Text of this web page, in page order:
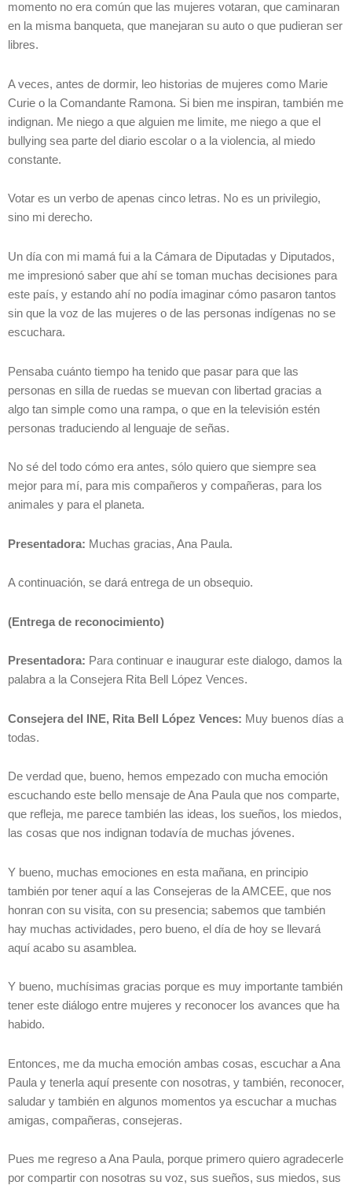
momento no era común que las mujeres votaran, que caminaran
en la misma banqueta, que manejaran su auto o que pudieran ser
libres.
A veces, antes de dormir, leo historias de mujeres como Marie
Curie o la Comandante Ramona. Si bien me inspiran, también me
indignan. Me niego a que alguien me limite, me niego a que el
bullying sea parte del diario escolar o a la violencia, al miedo
constante.
Votar es un verbo de apenas cinco letras. No es un privilegio,
sino mi derecho.
Un día con mi mamá fui a la Cámara de Diputadas y Diputados,
me impresionó saber que ahí se toman muchas decisiones para
este país, y estando ahí no podía imaginar cómo pasaron tantos
sin que la voz de las mujeres o de las personas indígenas no se
escuchara.
Pensaba cuánto tiempo ha tenido que pasar para que las
personas en silla de ruedas se muevan con libertad gracias a
algo tan simple como una rampa, o que en la televisión estén
personas traduciendo al lenguaje de señas.
No sé del todo cómo era antes, sólo quiero que siempre sea
mejor para mí, para mis compañeros y compañeras, para los
animales y para el planeta.
Presentadora: Muchas gracias, Ana Paula.
A continuación, se dará entrega de un obsequio.
(Entrega de reconocimiento)
Presentadora: Para continuar e inaugurar este dialogo, damos la
palabra a la Consejera Rita Bell López Vences.
Consejera del INE, Rita Bell López Vences: Muy buenos días a
todas.
De verdad que, bueno, hemos empezado con mucha emoción
escuchando este bello mensaje de Ana Paula que nos comparte,
que refleja, me parece también las ideas, los sueños, los miedos,
las cosas que nos indignan todavía de muchas jóvenes.
Y bueno, muchas emociones en esta mañana, en principio
también por tener aquí a las Consejeras de la AMCEE, que nos
honran con su visita, con su presencia; sabemos que también
hay muchas actividades, pero bueno, el día de hoy se llevará
aquí acabo su asamblea.
Y bueno, muchísimas gracias porque es muy importante también
tener este diálogo entre mujeres y reconocer los avances que ha
habido.
Entonces, me da mucha emoción ambas cosas, escuchar a Ana
Paula y tenerla aquí presente con nosotras, y también, reconocer,
saludar y también en algunos momentos ya escuchar a muchas
amigas, compañeras, consejeras.
Pues me regreso a Ana Paula, porque primero quiero agradecerle
por compartir con nosotras su voz, sus sueños, sus miedos, sus